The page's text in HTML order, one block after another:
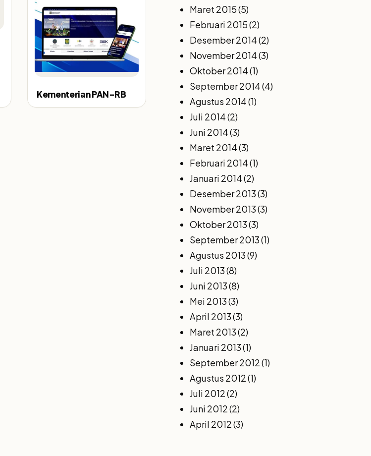
Kementerian PAN-RB
Maret 2015(5)
Februari 2015(2)
Desember 2014(2)
November 2014(3)
Oktober 2014(1)
September 2014(4)
Agustus 2014(1)
Juli 2014(2)
Juni 2014(3)
Maret 2014(3)
Februari 2014(1)
Januari 2014(2)
Desember 2013(3)
November 2013(3)
Oktober 2013(3)
September 2013(1)
Agustus 2013(9)
Juli 2013(8)
Juni 2013(8)
Mei 2013(3)
April 2013(3)
Maret 2013(2)
Januari 2013(1)
September 2012(1)
Agustus 2012(1)
Juli 2012(2)
Juni 2012(2)
April 2012(3)